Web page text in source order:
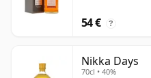
54 € ?
Nikka Days
70cl • 40%